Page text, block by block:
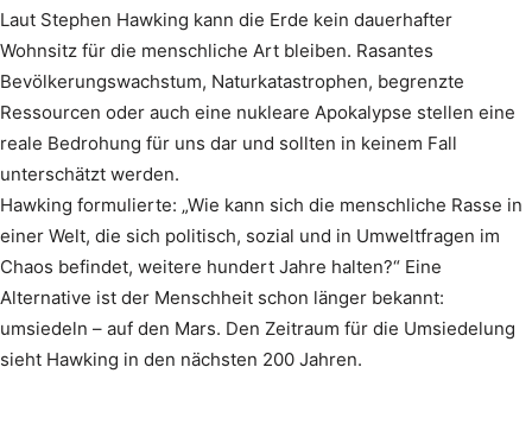
Laut Stephen Hawking kann die Erde kein dauerhafter
Wohnsitz für die menschliche Art bleiben. Rasantes
Bevölkerungswachstum, Naturkatastrophen, begrenzte
Ressourcen oder auch eine nukleare Apokalypse stellen eine
reale Bedrohung für uns dar und sollten in keinem Fall
unterschätzt werden.
Hawking formulierte: „Wie kann sich die menschliche Rasse in
einer Welt, die sich politisch, sozial und in Umweltfragen im
Chaos befindet, weitere hundert Jahre halten?“ Eine
Alternative ist der Menschheit schon länger bekannt:
umsiedeln – auf den Mars. Den Zeitraum für die Umsiedelung
sieht Hawking in den nächsten 200 Jahren.